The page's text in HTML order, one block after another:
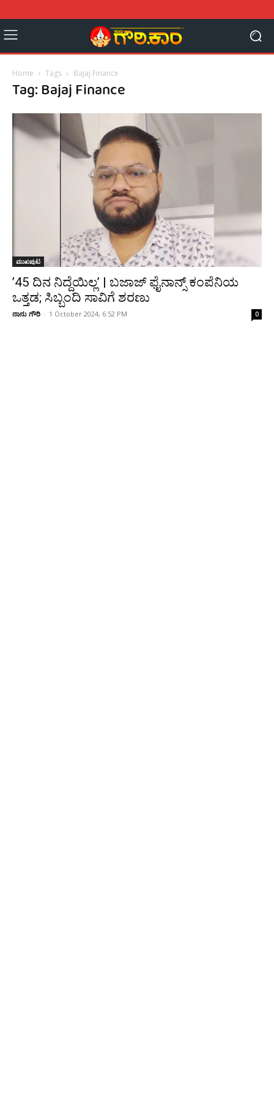
Home Tags Bajaj Finance
Tag: Bajaj Finance
ಮುಖಪುಟ
’45 ದಿನ ನಿದ್ದೆಯಿಲ್ಲ’ | ಬಜಾಜ್ ಫೈನಾನ್ಸ್‌ ಕಂಪೆನಿಯ
ಒತ್ತಡ; ಸಿಬ್ಬಂದಿ ಸಾವಿಗೆ ಶರಣು
ನಾನು ಗೌರಿ - 1 October 2024, 6:52 PM 0